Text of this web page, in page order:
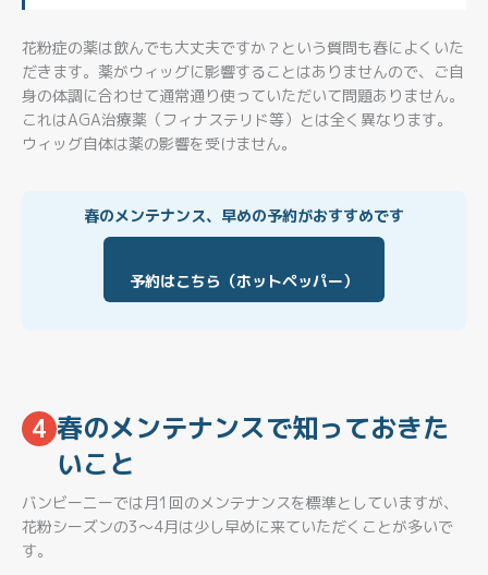
花粉症の薬は飲んでも大丈夫ですか？という質問も春によくいた
だきます。薬がウィッグに影響することはありませんので、ご自
身の体調に合わせて通常通り使っていただいて問題ありません。
これはAGA治療薬（フィナステリド等）とは全く異なります。
ウィッグ自体は薬の影響を受けません。
春のメンテナンス、早めの予約がおすすめです
予約はこちら（ホットペッパー）
4 春のメンテナンスで知っておきた
いこと
バンビーニーでは月1回のメンテナンスを標準としていますが、
花粉シーズンの3〜4月は少し早めに来ていただくことが多いで
す。